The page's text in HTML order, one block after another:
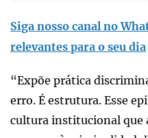
Siga nosso canal no
relevantes para o seu dia
“Expõe prática
erro. É estrutura. Esse
cultura institucional que